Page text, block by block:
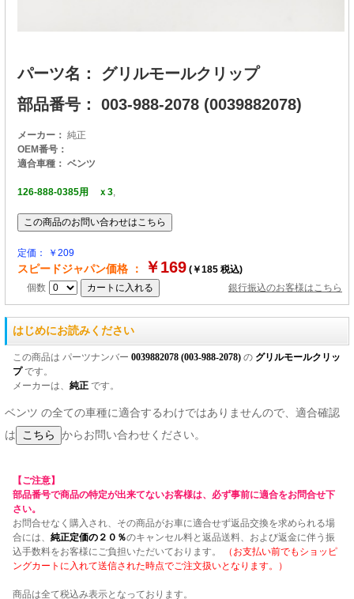
パーツ名： グリルモールクリップ
部品番号： 003-988-2078 (0039882078)
メーカー： 純正
OEM番号：
適合車種： ベンツ
126-888-0385用 ｘ3
定価： ￥209
スピードジャパン価格 ： ￥169 (￥185 税込)
個数
銀行振込のお客様はこちら
はじめにお読みください
この商品は パーツナンバー 0039882078 (003-988-2078) の グリルモールクリッ
プです。
メーカーは、 純正 です。
ベンツ の全ての車種に適合するわけではありませんので、適合確認
は
からお問い合わせください。
【ご注意】
部品番号で商品の特定が出来てないお客様は、必ず事前に適合をお問合せ下
さい。
お問合せなく購入され、その商品がお車に適合せず返品交換を求められる場
合には、 純正定価の２０％のキャンセル料と返品送料、および返金に伴う振
込手数料をお客様にご負担いただいております。
（お支払い前でもショッピ
ングカートに入れて送信された時点でご注文扱いとなります。）
商品は全て税込み表示となっております。